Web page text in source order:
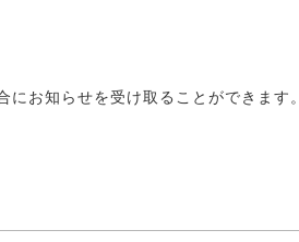
お知らせを受け取ることができます。